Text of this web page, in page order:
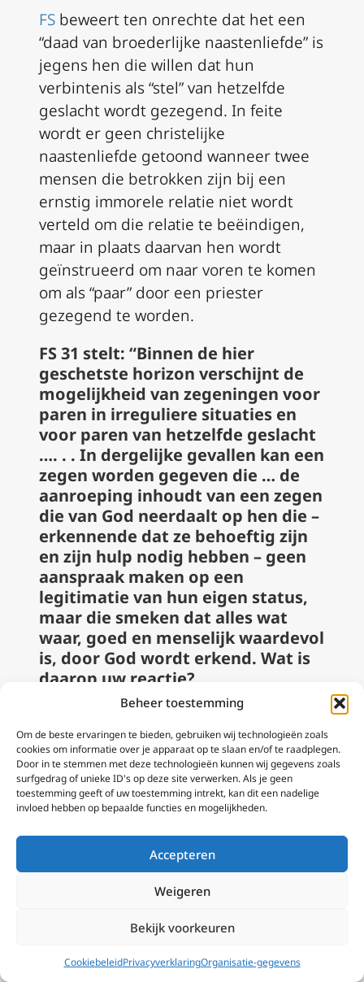
Beheer toestemming
Om de beste ervaringen te bieden, gebruiken wij technologieën zoals
cookies om informatie over je apparaat op te slaan en/of te raadplegen.
Door in te stemmen met deze technologieën kunnen wij gegevens zoals
surfgedrag of unieke ID's op deze site verwerken. Als je geen
toestemming geeft of uw toestemming intrekt, kan dit een nadelige
invloed hebben op bepaalde functies en mogelijkheden.
Accepteren
Weigeren
Bekijk voorkeuren
CookiebeleidPrivacyverklaringOrganisatie-gegevens
FS beweert ten onrechte dat het een
“daad van broederlijke naastenliefde” is
jegens hen die willen dat hun
verbintenis als “stel” van hetzelfde
geslacht wordt gezegend. In feite
wordt er geen christelijke
naastenliefde getoond wanneer twee
mensen die betrokken zijn bij een
ernstig immorele relatie niet wordt
verteld om die relatie te beëindigen,
maar in plaats daarvan hen wordt
geïnstrueerd om naar voren te komen
om als “paar” door een priester
gezegend te worden.
FS31 stelt: “Binnen de hier
geschetste horizon verschijnt de
mogelijkheid van zegeningen voor
paren in irreguliere situaties en
voor paren van hetzelfde geslacht
…. . . In dergelijke gevallen kan een
zegen worden gegeven die … de
aanroeping inhoudt van een zegen
die van God neerdaalt op hen die –
erkennende dat ze behoeftig zijn
en zijn hulp nodig hebben – geen
aanspraak maken op een
legitimatie van hun eigen status,
maar die smeken dat alles wat
waar, goed en menselijk waardevol
is, door God wordt erkend. Wat is
daarop uw reactie?
Een relatie die gebaseerd is op de
wederzijdse belofte om sodomie te
bedrijven kan niet “verrijkt” worden. De
dodelijke wond aan de zielen van de
twee personen die sodomie met elkaar
relatie blijven is een nabije
gelegenheid die aanzet tot doodzonde.
aanwezigheid van de Heilige Geest”,
aangezien de Heilige Geest zo’n relatie